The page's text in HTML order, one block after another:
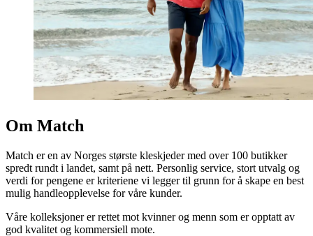
Om Match
Match er en av Norges største kleskjeder med over 100 butikker
spredt rundt i landet, samt på nett. Personlig service, stort utvalg og
verdi for pengene er kriteriene vi legger til grunn for å skape en best
mulig handleopplevelse for våre kunder.
Våre kolleksjoner er rettet mot kvinner og menn som er opptatt av
god kvalitet og kommersiell mote.